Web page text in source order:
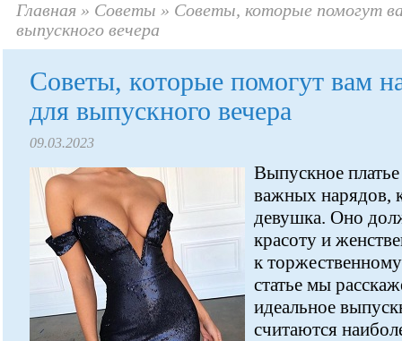
Главная » Советы » Советы, которые помогут
выпускного вечера
Советы, которые помогут вам
для выпускного вечера
09.03.2023
Выпускное
важных нарядов,
девушка. Оно
красоту и
к
статье мы
идеальное
считаются